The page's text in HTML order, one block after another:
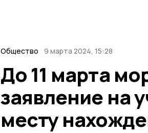
Общество 9 марта 2024, 15:28
До 11 марта
заявление на
месту